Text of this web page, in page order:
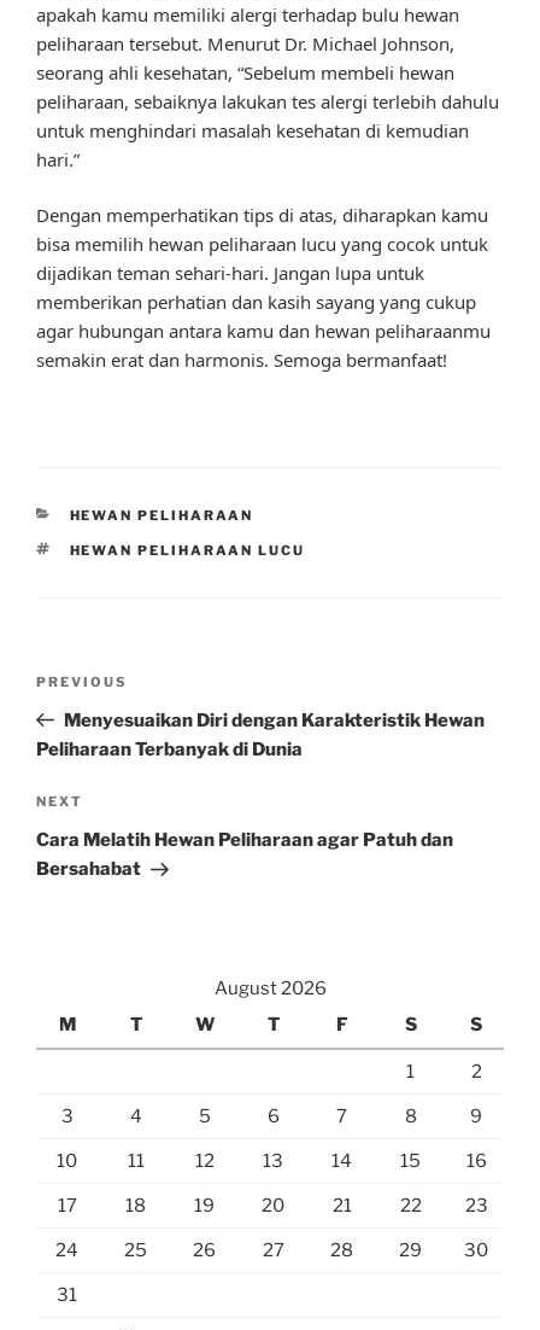
apakah kamu memiliki alergi terhadap bulu hewan
peliharaan tersebut. Menurut Dr. Michael Johnson,
seorang ahli kesehatan, “Sebelum membeli hewan
peliharaan, sebaiknya lakukan tes alergi terlebih dahulu
untuk menghindari masalah kesehatan di kemudian
hari.”
Dengan memperhatikan tips di atas, diharapkan kamu
bisa memilih hewan peliharaan lucu yang cocok untuk
dijadikan teman sehari-hari. Jangan lupa untuk
memberikan perhatian dan kasih sayang yang cukup
agar hubungan antara kamu dan hewan peliharaanmu
semakin erat dan harmonis. Semoga bermanfaat!
CATEGORIES
HEWAN PELIHARAAN
TAGS
HEWAN PELIHARAAN LUCU
Previous
Post
PREVIOUS
Menyesuaikan Diri dengan Karakteristik Hewan
Peliharaan Terbanyak di Dunia
Next
Post
NEXT
Cara Melatih Hewan Peliharaan agar Patuh dan
Bersahabat
August 2026
M
T W T F S S
1 2
3 4 5 6 7 8 9
10 11 12 13 14 15 16
17 18 19 20 21 22 23
24 25 26 27 28 29 30
31